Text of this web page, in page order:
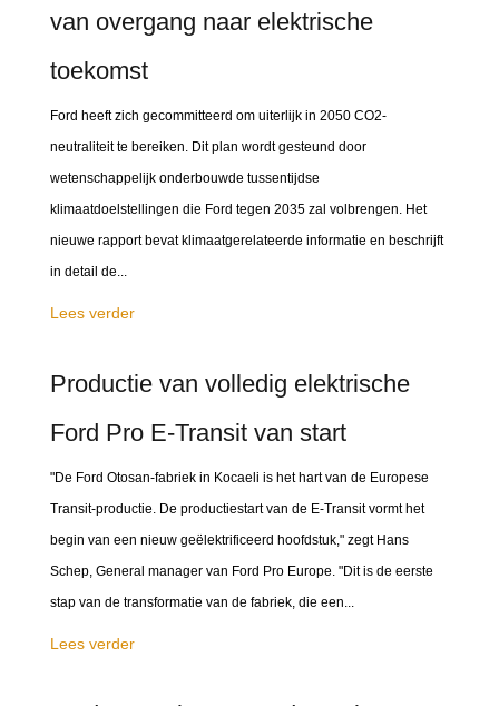
van overgang naar elektrische
toekomst
Ford heeft zich gecommitteerd om uiterlijk in 2050 CO2-
neutraliteit te bereiken. Dit plan wordt gesteund door
wetenschappelijk onderbouwde tussentijdse
klimaatdoelstellingen die Ford tegen 2035 zal volbrengen. Het
nieuwe rapport bevat klimaatgerelateerde informatie en beschrijft
in detail de...
Lees verder
Productie van volledig elektrische
Ford Pro E-Transit van start
"De Ford Otosan-fabriek in Kocaeli is het hart van de Europese
Transit-productie. De productiestart van de E-Transit vormt het
begin van een nieuw geëlektrificeerd hoofdstuk," zegt Hans
Schep, General manager van Ford Pro Europe. "Dit is de eerste
stap van de transformatie van de fabriek, die een...
Lees verder